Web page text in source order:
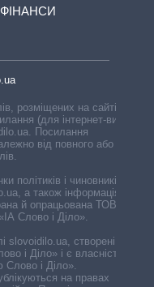
ФІНАНСИ
розміщених на сайті,
(для інтернет-видань
Посилання
від повного або
політиків і чиновників,
а також інформація про
й опрацьована ТОВ «ІА
Слово і Діло».
slovoidilo.ua, створені ГО
і Діло» і є власністю
і Діло».
на правах